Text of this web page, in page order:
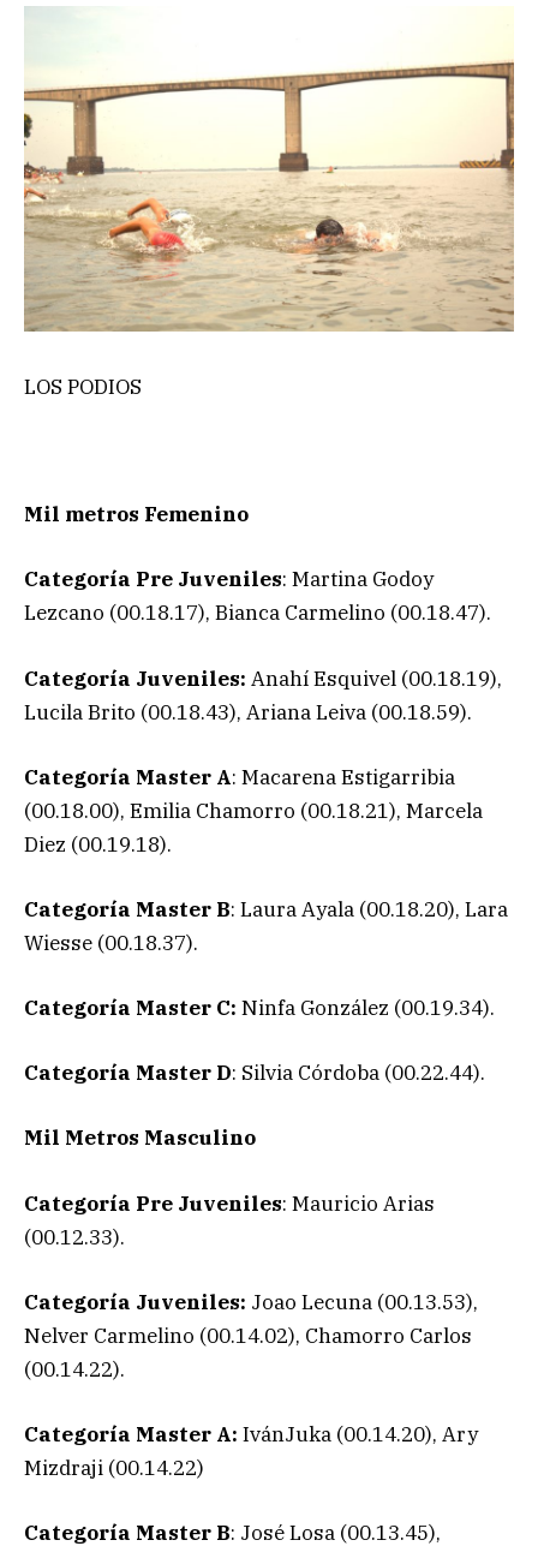
LOS PODIOS
Mil metros Femenino
Categoría Pre Juveniles: Martina Godoy
Lezcano (00.18.17), Bianca Carmelino (00.18.47).
Categoría Juveniles: Anahí Esquivel (00.18.19),
Lucila Brito (00.18.43), Ariana Leiva (00.18.59).
Categoría Master A: Macarena Estigarribia
(00.18.00), Emilia Chamorro (00.18.21), Marcela
Diez (00.19.18).
Categoría Master B: Laura Ayala (00.18.20), Lara
Wiesse (00.18.37).
Categoría Master C: Ninfa González (00.19.34).
Categoría Master D: Silvia Córdoba (00.22.44).
Mil Metros Masculino
Categoría Pre Juveniles: Mauricio Arias
(00.12.33).
Categoría Juveniles: Joao Lecuna (00.13.53),
Nelver Carmelino (00.14.02), Chamorro Carlos
(00.14.22).
Categoría Master A: IvánJuka (00.14.20), Ary
Mizdraji (00.14.22)
Categoría Master B: José Losa (00.13.45),